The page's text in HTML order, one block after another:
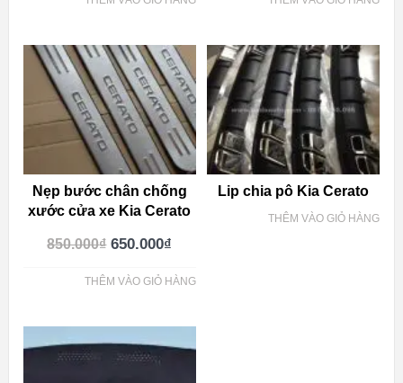
Nẹp bước chân chống
xước cửa xe Kia Cerato
850.000₫ 650.000₫
THÊM VÀO GIỎ HÀNG
Lip chia pô Kia Cerato
THÊM VÀO GIỎ HÀNG